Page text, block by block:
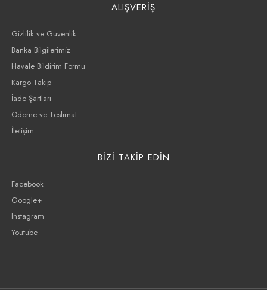
ALIŞVERİŞ
Gizlilik ve Güvenlik
Banka Bilgilerimiz
Havale Bildirim Formu
Kargo Takip
İade Şartları
Ödeme ve Teslimat
İletişim
BİZİ TAKİP EDİN
Facebook
Google+
Instagram
Youtube